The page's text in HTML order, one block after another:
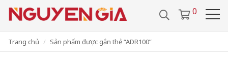
VIDEO TUYỂN DỤNG
LIÊN HỆ
0
Trang chủ Sản phẩm được gắn thẻ “ADR100”